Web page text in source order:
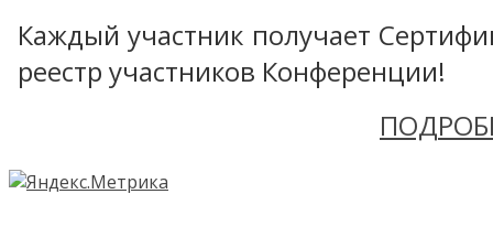
Каждый участник получает
реестр участников Конференции!